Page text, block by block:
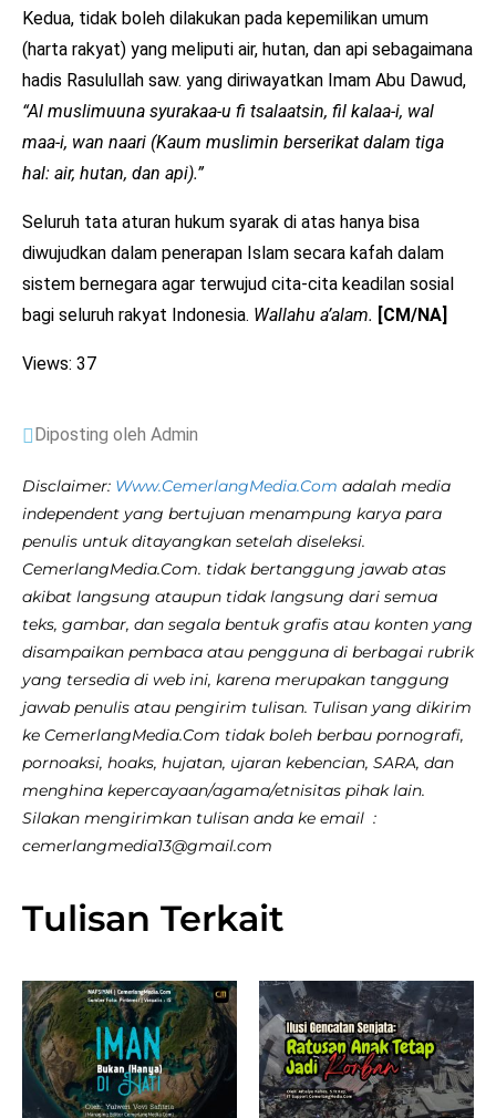
Kedua, tidak boleh dilakukan pada kepemilikan umum
(harta rakyat) yang meliputi air, hutan, dan api sebagaimana
hadis Rasulullah saw. yang diriwayatkan Imam Abu Dawud,
“Al muslimuuna syurakaa-u fi tsalaatsin, fil kalaa-i, wal
maa-i, wan naari (Kaum muslimin berserikat dalam tiga
hal: air, hutan, dan api).”
Seluruh tata aturan hukum syarak di atas hanya bisa
diwujudkan dalam penerapan Islam secara kafah dalam
sistem bernegara agar terwujud cita-cita keadilan sosial
bagi seluruh rakyat Indonesia. Wallahu a’alam. [CM/NA]
Views: 37
Diposting oleh Admin
Disclaimer: Www.CemerlangMedia.Com adalah media
independent yang bertujuan menampung karya para
penulis untuk ditayangkan setelah diseleksi.
CemerlangMedia.Com. tidak bertanggung jawab atas
akibat langsung ataupun tidak langsung dari semua
teks, gambar, dan segala bentuk grafis atau konten yang
disampaikan pembaca atau pengguna di berbagai rubrik
yang tersedia di web ini, karena merupakan tanggung
jawab penulis atau pengirim tulisan. Tulisan yang dikirim
ke CemerlangMedia.Com tidak boleh berbau pornografi,
pornoaksi, hoaks, hujatan, ujaran kebencian, SARA, dan
menghina kepercayaan/agama/etnisitas pihak lain.
Silakan mengirimkan tulisan anda ke email :
cemerlangmedia13@gmail.com
Tulisan Terkait